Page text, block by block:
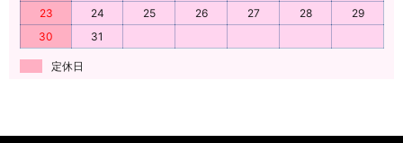
23
24 25 26 27 28
29
30
31
定休日